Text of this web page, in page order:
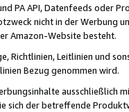
PA API, Datenfeeds oder
nicht in der Werbung
Amazon-Website besteht.
Richtlinien, Leitlinien und
Bezug genommen wird.
ausschließlich
sich der betreffende